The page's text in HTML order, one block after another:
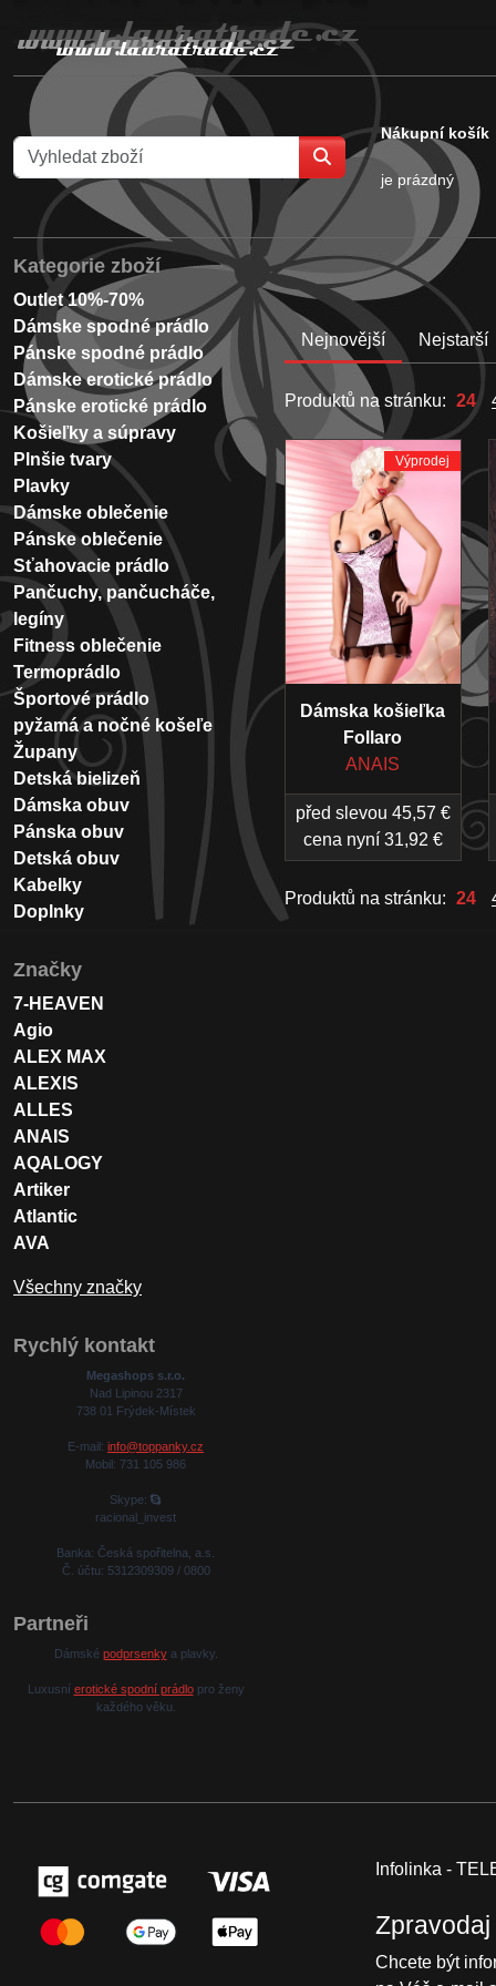
Nákupní košík
je prázdný
Nejnovější Nejstarší
Produktů na stránku: 24
Výprodej
Dámska košieľka
Follaro
ANAIS
před slevou 45,57 €
cena nyní 31,92 €
Produktů na stránku: 24
Kategorie zboží
Outlet 10%-70%
Dámske spodné prádlo
Pánske spodné prádlo
Dámske erotické prádlo
Pánske erotické prádlo
Košieľky a súpravy
Plnšie tvary
Plavky
Dámske oblečenie
Pánske oblečenie
Sťahovacie prádlo
Pančuchy, pančucháče,
legíny
Fitness oblečenie
Termoprádlo
Športové prádlo
pyžamá a nočné košeľe
Župany
Detská bielizeň
Dámska obuv
Pánska obuv
Detská obuv
Kabelky
Doplnky
Značky
7-HEAVEN
Agio
ALEX MAX
ALEXIS
ALLES
ANAIS
AQALOGY
Artiker
Atlantic
AVA
Všechny značky
Rychlý kontakt
Megashops s.r.o.
Nad Lipinou 2317
738 01 Frýdek-Místek
E-mail: info@toppanky.cz
Mobil: 731 105 986
Skype:
racional_invest
Banka: Česká spořitelna, a.s.
Č. účtu: 5312309309 / 0800
Partneři
Dámské podprsenkya plavky.
Luxusní erotické spodní prádlopro ženy
každého věku.
Infolinka -
Zpravodaj
Chcete být